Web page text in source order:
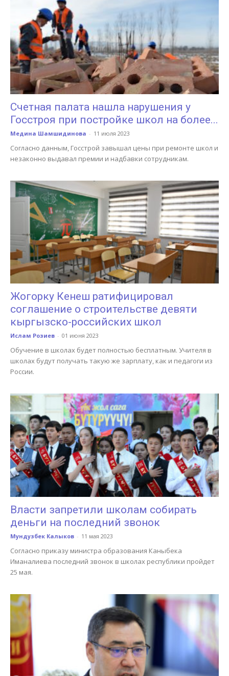
Счетная палата нашла нарушения у
Госстроя при постройке школ на более...
Медина Шамшидинова - 11 июля 2023
Согласно данным, Госстрой завышал цены при ремонте школ и
незаконно выдавал премии и надбавки сотрудникам.
Жогорку Кенеш ратифицировал
соглашение о строительстве девяти
кыргызско-российских школ
Ислам Розиев - 01 июня 2023
Обучение в школах будет полностью бесплатным. Учителя в
школах будут получать такую же зарплату, как и педагоги из
России.
Власти запретили школам собирать
деньги на последний звонок
Мундузбек Калыков - 11 мая 2023
Согласно приказу министра образования Каныбека
Иманалиева последний звонок в школах республики пройдет
25 мая.